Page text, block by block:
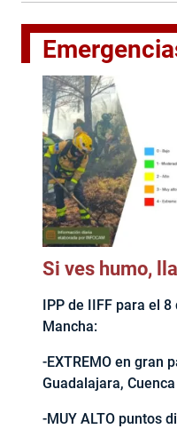
Si ves humo,
IPP de IIFF para el
Mancha:
-EXTREMO en gran
Guadalajara,
-MUY ALTO puntos